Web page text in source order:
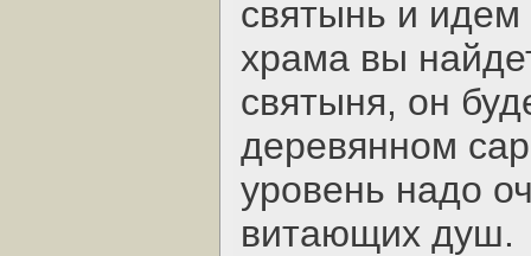
святынь и идем
храма вы
святыня, он
деревянном
уровень надо
витающих душ.